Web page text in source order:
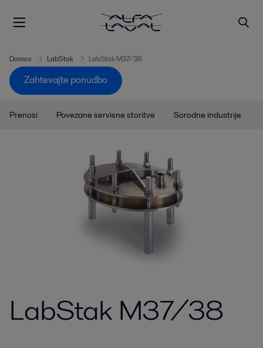
Domov LabStak LabStak M37/38
Zahtevajte ponudbo
Prenosi Povezane servisne storitve Sorodne industrije
LabStak M37/38